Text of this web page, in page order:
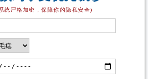
统严格加密，保障你的隐私安全)